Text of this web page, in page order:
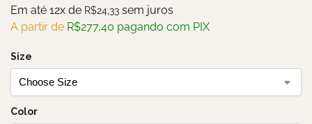
Em até 12x de R$24,33 sem juros
A partir de R$277,40 pagando com PIX
Size
Color